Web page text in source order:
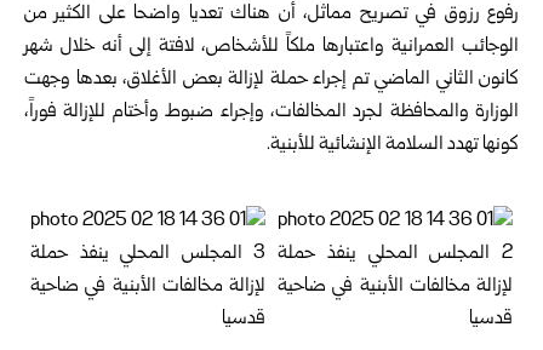
رفوع رزوق في تصريح مماثل، أن هناك تعديا واضحا على الكثير من
الوجائب العمرانية واعتبارها ملكاً للأشخاص، لافتة إلى أنه خلال شهر
كانون الثاني الماضي تم إجراء حملة لإزالة بعض الأغلاق، بعدها وجهت
الوزارة والمحافظة لجرد المخالفات، وإجراء ضبوط وأختام للإزالة فوراً،
كونها تهدد السلامة الإنشائية للأبنية.